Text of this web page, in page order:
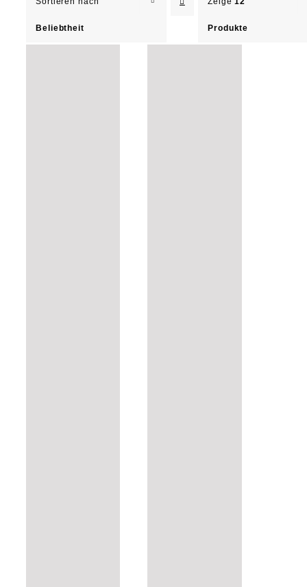
Beliebtheit Produkte